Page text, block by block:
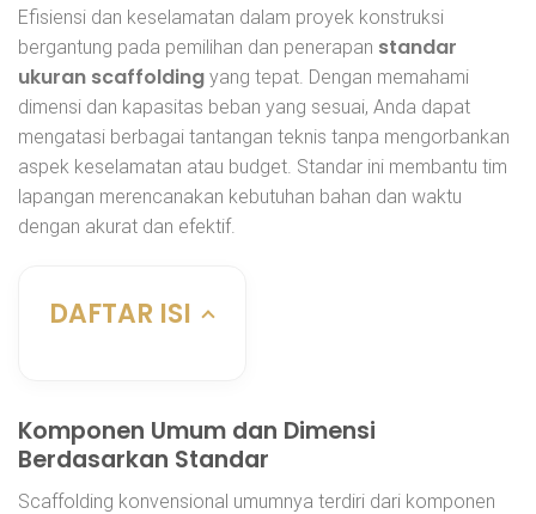
Efisiensi dan keselamatan dalam proyek konstruksi
bergantung pada pemilihan dan penerapan standar
ukuran scaffolding yang tepat. Dengan memahami
dimensi dan kapasitas beban yang sesuai, Anda dapat
mengatasi berbagai tantangan teknis tanpa mengorbankan
aspek keselamatan atau budget. Standar ini membantu tim
lapangan merencanakan kebutuhan bahan dan waktu
dengan akurat dan efektif.
DAFTAR ISI
Komponen Umum dan Dimensi
Berdasarkan Standar
Scaffolding konvensional umumnya terdiri dari komponen